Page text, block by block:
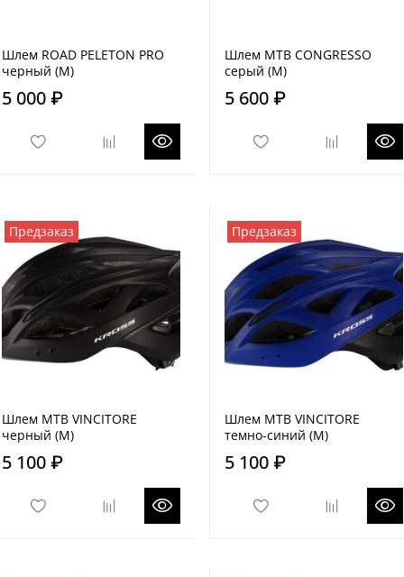
Шлем ROAD PELETON PRO
черный (M)
5 000 ₽
Шлем MTB CONGRESSO
серый (M)
5 600 ₽
Предзаказ
Шлем MTB VINCITORE
черный (M)
5 100 ₽
Предзаказ
Шлем MTB VINCITORE
темно-синий (M)
5 100 ₽